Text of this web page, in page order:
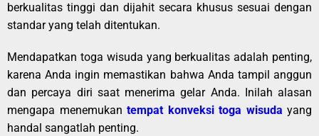
berkualitas tinggi dan dijahit secara khusus sesuai dengan
standar yang telah ditentukan.
Mendapatkan toga wisuda yang berkualitas adalah penting,
karena Anda ingin memastikan bahwa Anda tampil anggun
dan percaya diri saat menerima gelar Anda. Inilah alasan
mengapa menemukan tempat konveksi toga wisuda yang
handal sangatlah penting.